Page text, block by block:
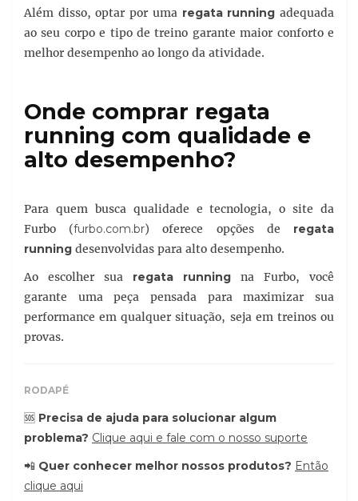
Além disso, optar por uma regata running adequada
ao seu corpo e tipo de treino garante maior conforto e
melhor desempenho ao longo da atividade.
Onde comprar regata
running com qualidade e
alto desempenho?
Para quem busca qualidade e tecnologia, o site da
Furbo (furbo.com.br) oferece opções de regata
running desenvolvidas para alto desempenho.
Ao escolher sua regata running na Furbo, você
garante uma peça pensada para maximizar sua
performance em qualquer situação, seja em treinos ou
provas.
RODAPÉ
🆘 Precisa de ajuda para solucionar algum
problema? Clique aqui e fale com o nosso suporte
📲 Quer conhecer melhor nossos produtos? Então
clique aqui